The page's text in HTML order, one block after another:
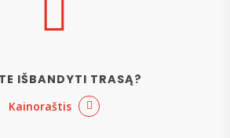
IŠBANDYTI TRASĄ?
Kainoraštis